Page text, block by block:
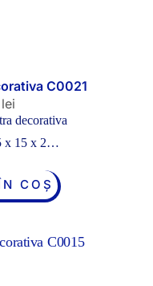
C0021
lei
decorativa
x 15 x 2…
COȘ